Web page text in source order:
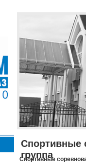
Спортивные
группа
Спортивные